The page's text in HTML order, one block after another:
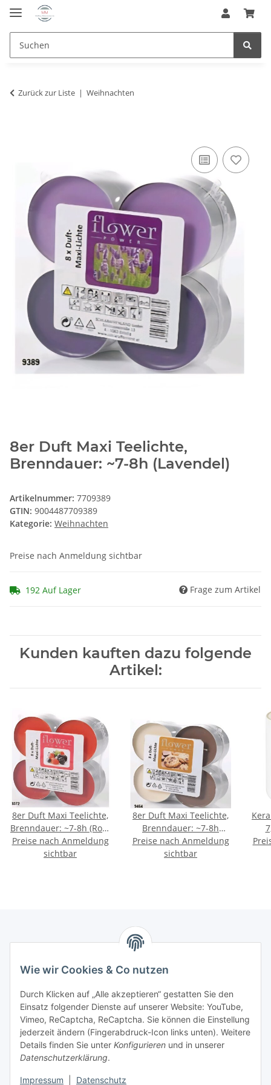
Wie wir Cookies & Co nutzen
Durch Klicken auf „Alle akzeptieren“ gestatten Sie den
Einsatz folgender Dienste auf unserer Website: YouTube,
Vimeo, ReCaptcha, ReCaptcha. Sie können die Einstellung
jederzeit ändern (Fingerabdruck-Icon links unten). Weitere
Details finden Sie unter Konfigurieren und in unserer
Datenschutzerklärung.
Impressum Datenschutz
Zurück zur Liste Weihnachten
8er Duft Maxi Teelichte,
Brenndauer: ~7-8h (Lavendel)
Artikelnummer: 7709389
GTIN: 9004487709389
Kategorie: Weihnachten
Preise nach Anmeldung sichtbar
192 Auf Lager Frage zum Artikel
Kunden kauften dazu folgende
Artikel:
8er Duft Maxi Teelichte,
Brenndauer: ~7-8h (Rote
Früchte)
Preise nach Anmeldung
sichtbar
8er Duft Maxi Teelichte,
Brenndauer: ~7-8h
(Cookies)
Preise nach Anmeldung
sichtbar
Marmey Aktionswaren
Markus Meyer
Fritz-Wallis-Str. 13
28832 Achim
Telefon: +4915142420171
E-Mail: verkauf@marmey-aktionswaren.de
Informationen